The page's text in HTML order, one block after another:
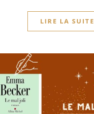
LIRE LA SUITE